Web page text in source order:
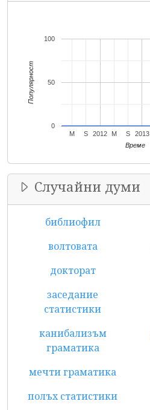
2012 2013
M S M S
0
50
100
Време
Популярност
Случайни думи
библиофил
волтовата
докторат
заседание
статистики
канибализъм
граматика
мечти граматика
полъх статистики